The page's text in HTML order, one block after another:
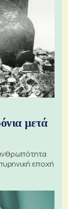
μετά
εποχή